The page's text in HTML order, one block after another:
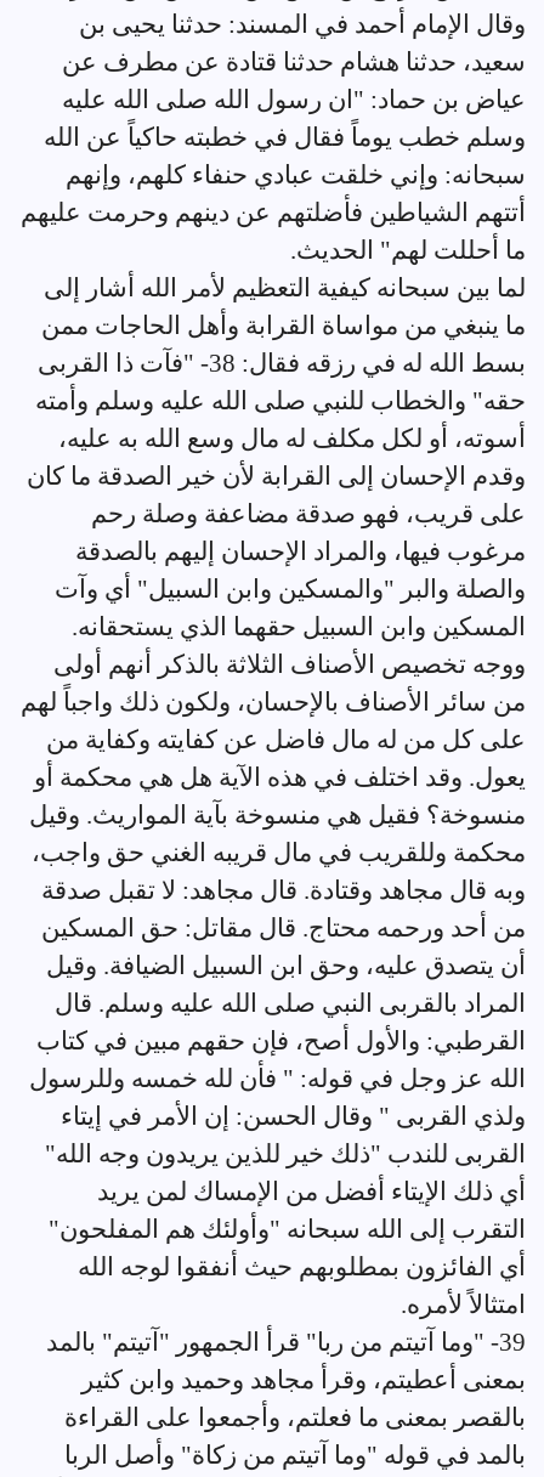
وقال الإمام أحمد في المسند: حدثنا يحيى بن
سعيد، حدثنا هشام حدثنا قتادة عن مطرف عن
عياض بن حماد: "ان رسول الله صلى الله عليه
وسلم خطب يوماً فقال في خطبته حاكياً عن الله
سبحانه: وإني خلقت عبادي حنفاء كلهم، وإنهم
أتتهم الشياطين فأضلتهم عن دينهم وحرمت عليهم
ما أحللت لهم" الحديث.
لما بين سبحانه كيفية التعظيم لأمر الله أشار إلى
ما ينبغي من مواساة القرابة وأهل الحاجات ممن
بسط الله له في رزقه فقال: 38- "فآت ذا القربى
حقه" والخطاب للنبي صلى الله عليه وسلم وأمته
أسوته، أو لكل مكلف له مال وسع الله به عليه،
وقدم الإحسان إلى القرابة لأن خير الصدقة ما كان
على قريب، فهو صدقة مضاعفة وصلة رحم
مرغوب فيها، والمراد الإحسان إليهم بالصدقة
والصلة والبر "والمسكين وابن السبيل" أي وآت
المسكين وابن السبيل حقهما الذي يستحقانه.
ووجه تخصيص الأصناف الثلاثة بالذكر أنهم أولى
من سائر الأصناف بالإحسان، ولكون ذلك واجباً لهم
على كل من له مال فاضل عن كفايته وكفاية من
يعول. وقد اختلف في هذه الآية هل هي محكمة أو
منسوخة؟ فقيل هي منسوخة بآية المواريث. وقيل
محكمة وللقريب في مال قريبه الغني حق واجب،
وبه قال مجاهد وقتادة. قال مجاهد: لا تقبل صدقة
من أحد ورحمه محتاج. قال مقاتل: حق المسكين
أن يتصدق عليه، وحق ابن السبيل الضيافة. وقيل
المراد بالقربى النبي صلى الله عليه وسلم. قال
القرطبي: والأول أصح، فإن حقهم مبين في كتاب
الله عز وجل في قوله: " فأن لله خمسه وللرسول
ولذي القربى " وقال الحسن: إن الأمر في إيتاء
القربى للندب "ذلك خير للذين يريدون وجه الله"
أي ذلك الإيتاء أفضل من الإمساك لمن يريد
التقرب إلى الله سبحانه "وأولئك هم المفلحون"
أي الفائزون بمطلوبهم حيث أنفقوا لوجه الله
امتثالاً لأمره.
39- "وما آتيتم من ربا" قرأ الجمهور "آتيتم" بالمد
بمعنى أعطيتم، وقرأ مجاهد وحميد وابن كثير
بالقصر بمعنى ما فعلتم، وأجمعوا على القراءة
بالمد في قوله "وما آتيتم من زكاة" وأصل الربا